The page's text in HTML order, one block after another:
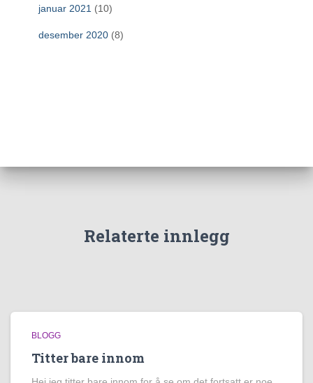
januar 2021 (10)
desember 2020 (8)
Relaterte innlegg
BLOGG
Titter bare innom